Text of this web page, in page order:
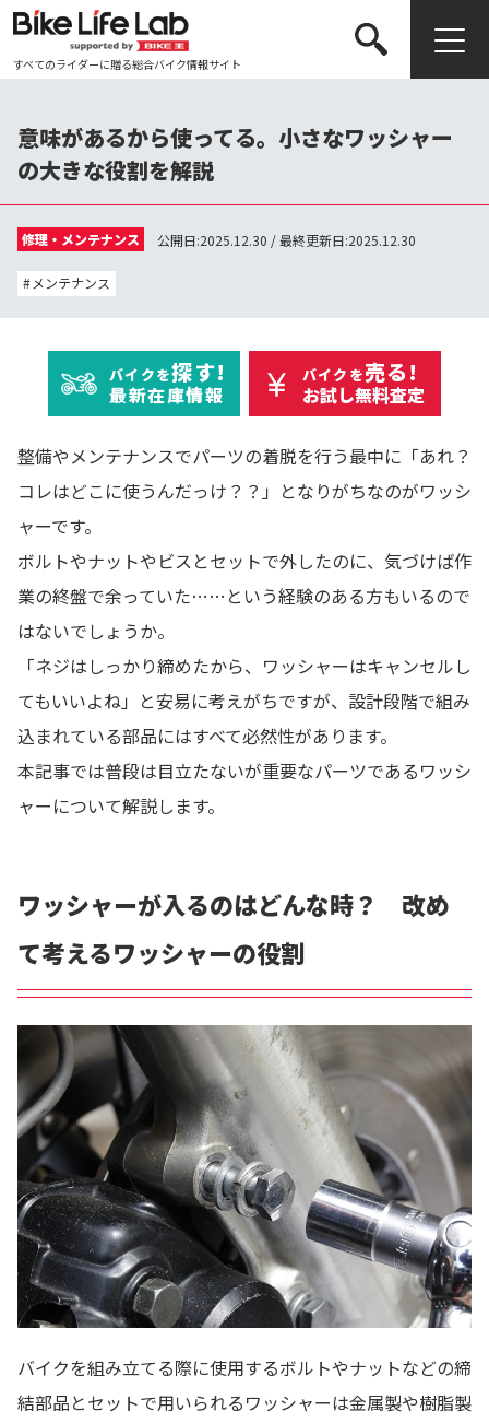
すべてのライダーに贈る総合バイク情報サイト
意味があるから使ってる。小さなワッシャー
の大きな役割を解説
修理・メンテナンス 公開日:2025.12.30 / 最終更新日:2025.12.30
メンテナンス
バイクを探す!
最新在庫情報
バイクを売る!
お試し無料査定
整備やメンテナンスでパーツの着脱を行う最中に「あれ？
コレはどこに使うんだっけ？？」となりがちなのがワッシ
ャーです。
ボルトやナットやビスとセットで外したのに、気づけば作
業の終盤で余っていた……という経験のある方もいるので
はないでしょうか。
「ネジはしっかり締めたから、ワッシャーはキャンセルし
てもいいよね」と安易に考えがちですが、設計段階で組み
込まれている部品にはすべて必然性があります。
本記事では普段は目立たないが重要なパーツであるワッシ
ャーについて解説します。
ワッシャーが入るのはどんな時？ 改め
て考えるワッシャーの役割
バイクを組み立てる際に使用するボルトやナットなどの締
結部品とセットで用いられるワッシャーは金属製や樹脂製